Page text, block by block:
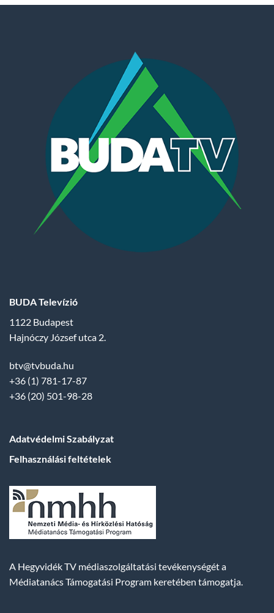
BUDA Televízió
1122 Budapest
Hajnóczy József utca 2.
btv@tvbuda.hu
+36 (1) 781-17-87
+36 (20) 501-98-28
Adatvédelmi Szabályzat
Felhasználási feltételek
A Hegyvidék TV médiaszolgáltatási tevékenységét a
Médiatanács Támogatási Program keretében támogatja.